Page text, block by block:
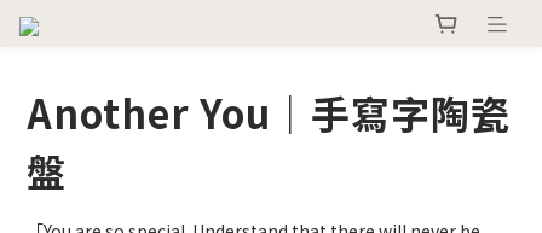
Another You｜手寫字陶瓷
盤